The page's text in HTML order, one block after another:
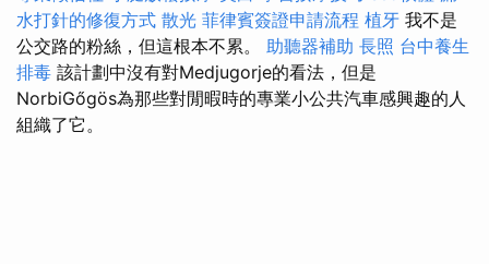
水打針的修復方式 散光 菲律賓簽證申請流程 植牙 我不是
公交路的粉絲，但這根本不累。 助聽器補助 長照 台中養生
排毒 該計劃中沒有對Medjugorje的看法，但是
NorbiGőgös為那些對閒暇時的專業小公共汽車感興趣的人
組織了它。